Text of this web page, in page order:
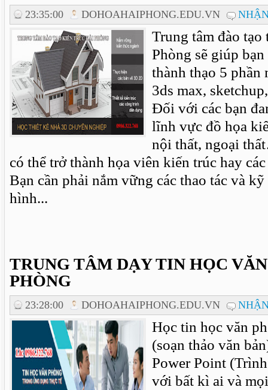
23:35:00 DOHOAHAIPHONG.EDU.VN
Trung tâm đào
Phòng sẽ giúp
thành thạo 5 phần
3ds max,
Đối với các bạn
lĩnh vực đồ họa
nội thất, ngoại
có thể trở thành họa viên kiến trúc hay
Bạn cần phải nắm vững các thao tác và
hình...
TRUNG TÂM DẠY TIN HỌC
PHÒNG
23:28:00 DOHOAHAIPHONG.EDU.VN
Học tin học văn
(soạn thảo văn
Power Point
với bất kì ai và